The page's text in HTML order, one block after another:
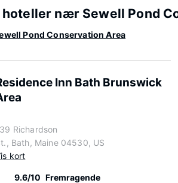
nær Sewell Pond
Pond Conservation Area
Inn Bath Brunswick
Richardson
Bath, Maine 04530, US
kort
9.6/10 Fremragende